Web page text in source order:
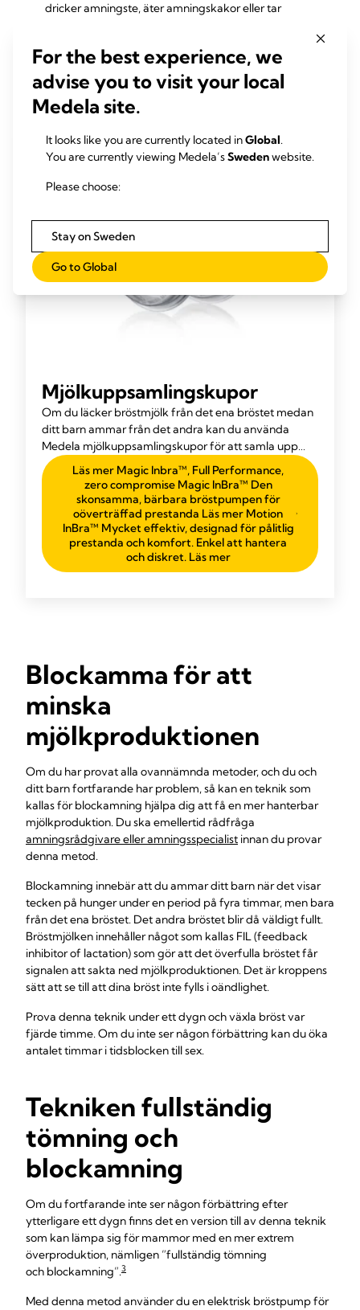
dricker amningste, äter amningskakor eller tar
under de första dagarna ska du sluta med det, eftersom
det kan vara en del av problemet.
Mjölkuppsamlingskupor
Om du läcker bröstmjölk från det ena bröstet medan
ditt barn ammar från det andra kan du använda
Medela mjölkuppsamlingskupor för att samla upp
den läckande mjölken medan du ammar.
Läs mer Magic Inbra™, Full Performance,
zero compromise Magic InBra™ Den
skonsamma, bärbara bröstpumpen för
oöverträffad prestanda Läs mer Motion
InBra™ Mycket effektiv, designad för pålitlig
prestanda och komfort. Enkel att hantera
och diskret. Läs mer
Blockamma för att
minska
mjölkproduktionen
Om du har provat alla ovannämnda metoder, och du och
ditt barn fortfarande har problem, så kan en teknik som
kallas för blockamning hjälpa dig att få en mer hanterbar
mjölkproduktion. Du ska emellertid rådfråga
amningsrådgivare eller amningsspecialist innan du provar
denna metod.
Blockamning innebär att du ammar ditt barn när det visar
tecken på hunger under en period på fyra timmar, men bara
från det ena bröstet. Det andra bröstet blir då väldigt fullt.
Bröstmjölken innehåller något som kallas FIL (feedback
inhibitor of lactation) som gör att det överfulla bröstet får
signalen att sakta ned mjölkproduktionen. Det är kroppens
sätt att se till att dina bröst inte fylls i oändlighet.
Prova denna teknik under ett dygn och växla bröst var
fjärde timme. Om du inte ser någon förbättring kan du öka
antalet timmar i tidsblocken till sex.
Tekniken fullständig
tömning och
blockamning
Om du fortfarande inte ser någon förbättring efter
ytterligare ett dygn finns det en version till av denna teknik
som kan lämpa sig för mammor med en mer extrem
överproduktion, nämligen ”fullständig tömning
och blockamning”.3
Med denna metod använder du en elektrisk bröstpump för
For the best experience, we
advise you to visit your local
Medela site.
It looks like you are currently located inGlobal.
You are currently viewing Medela’sSwedenwebsite.
Please choose:
Stay on Sweden
Go to Global